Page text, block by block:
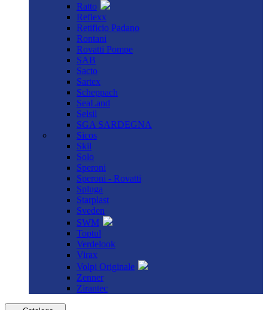
Ratto
Reflexx
Retificio Padano
Rontani
Rovatti Pompe
SAB
Sacto
Sartex
Scheppach
SeaLand
Selsil
SGA SARDEGNA
Sicos
Skil
Solo
Speroni
Speroni - Rovatti
Spluga
Starplast
Sveden
SWM
Toptul
Verdelook
Virax
Volpi Originale
Zenner
Zirantec